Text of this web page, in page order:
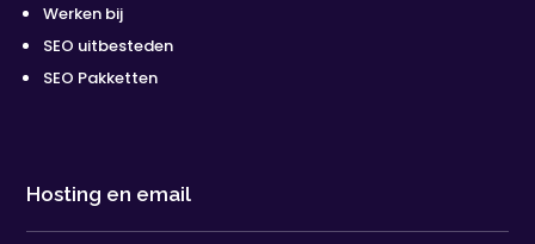
Werken bij
SEO uitbesteden
SEO Pakketten
Hosting en email